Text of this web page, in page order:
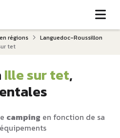
régions
Languedoc-Roussillon
tet
Ille sur tet,
camping en fonction de sa